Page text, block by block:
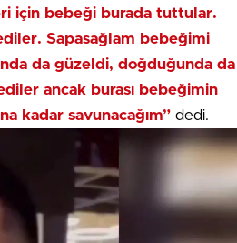
için bebeği burada tuttular.
Sapasağlam bebeğimi
da güzeldi, doğduğunda da
ancak burası bebeğimin
kadar savunacağım” dedi.